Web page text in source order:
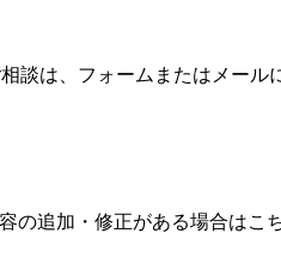
談は、フォームまたはメール
追加・修正がある場合はこ